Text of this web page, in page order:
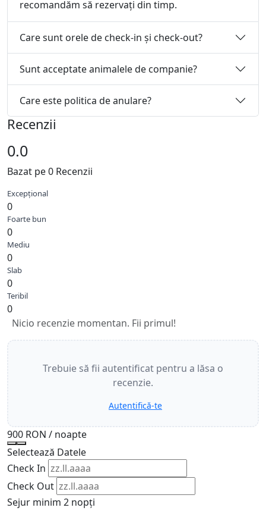
recomandăm să rezervați din timp.
Care sunt orele de check-in și check-out?
Sunt acceptate animalele de companie?
Care este politica de anulare?
Recenzii
0.0
Bazat pe 0 Recenzii
Excepțional
0
Foarte bun
0
Mediu
0
Slab
0
Teribil
0
Nicio recenzie momentan. Fii primul!
Trebuie să fii autentificat pentru a lăsa o
recenzie.
Autentifică-te
900 RON / noapte
Selectează Datele
Check In
Check Out
Sejur minim 2 nopți